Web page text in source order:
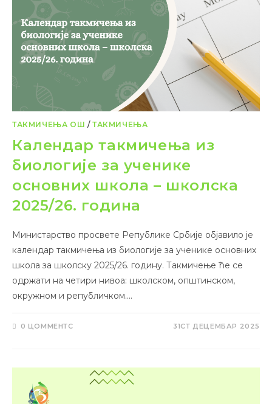
ТАКМИЧЕЊА ОШ /ТАКМИЧЕЊА
Календар такмичења из
биологије за ученике
основних школа – школска
2025/26. година
Министарство просвете Републике Србије објавило је
календар такмичења из биологије за ученике основних
школа за школску 2025/26. годину. Такмичење ће се
одржати на четири нивоа: школском, општинском,
окружном и републичком.…
0 ЦОММЕНТС 31СТ ДЕЦЕМБАР 2025